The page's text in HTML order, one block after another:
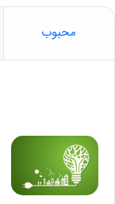
محبوب